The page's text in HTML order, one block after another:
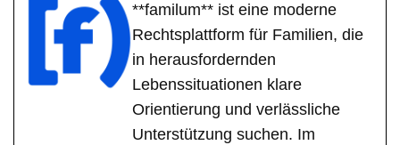
**familum** ist eine moderne
Rechtsplattform für Familien, die
in herausfordernden
Lebenssituationen klare
Orientierung und verlässliche
Unterstützung suchen. Im